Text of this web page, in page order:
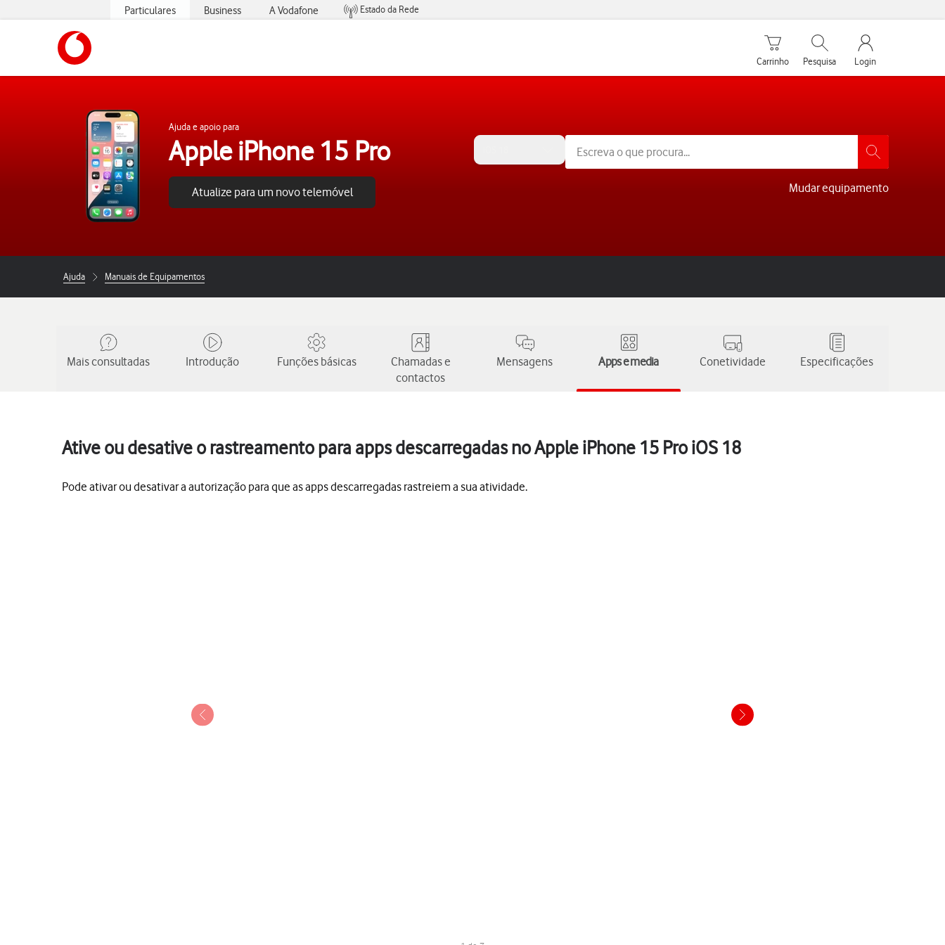
Particulares Business A Vodafone
Estado da Rede
Carrinho de compras
Carrinho
Pesquisar
Pesquisa
My Vodafone
Login
Ajuda e apoio para
Apple iPhone 15 Pro
Atualize para um novo telemóvel Mudar equipamento
Ajuda Manuais de Equipamentos
Mais consultadas Introdução Funções básicas
Chamadas e
contactos
Mensagens Apps e media Conetividade Especificações
Ative ou desative o rastreamento para apps descarregadas no Apple iPhone 15 Pro iOS 18
Pode ativar ou desativar a autorização para que as apps descarregadas rastreiem a sua atividade.